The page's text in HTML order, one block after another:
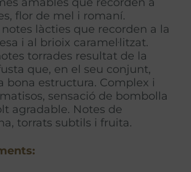
flor de mel i romaní.
làcties que recorden a la
i al brioix caramel·litzat.
torrades resultat de la
que, en el seu conjunt,
bona estructura. Complex i
sensació de bombolla
agradable. Notes de
torrats subtils i fruita.